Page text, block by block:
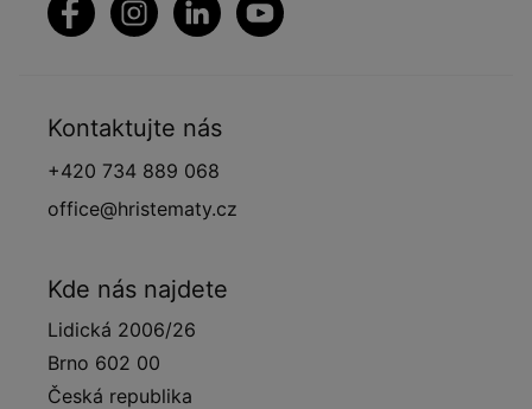
Kontaktujte nás
+420 734 889 068
office@hristematy.cz
Kde nás najdete
Lidická 2006/26
Brno 602 00
Česká republika